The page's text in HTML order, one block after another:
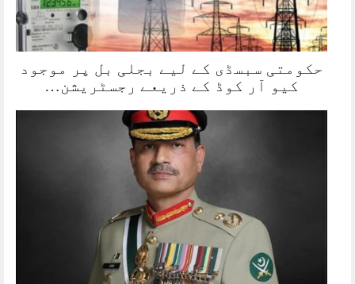
حکومتی سبسڈی کے لیے بجلی بل پر موجود
کیو آر کوڈ کے ذریعے رجسٹریشن…